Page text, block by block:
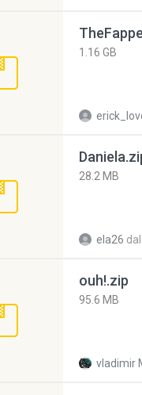
1.16 GB
28.2 MB
ela26
ouh!.zip
95.6 MB
vladimir